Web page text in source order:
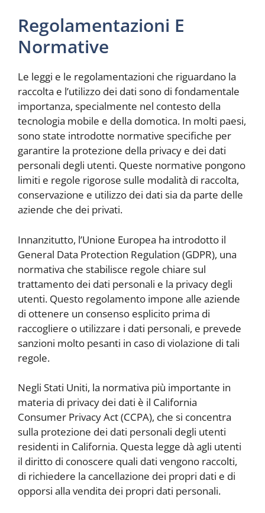
Regolamentazioni E
Normative
Le leggi e le regolamentazioni che riguardano la
raccolta e l’utilizzo dei dati sono di fondamentale
importanza, specialmente nel contesto della
tecnologia mobile e della domotica. In molti paesi,
sono state introdotte normative specifiche per
garantire la protezione della privacy e dei dati
personali degli utenti. Queste normative pongono
limiti e regole rigorose sulle modalità di raccolta,
conservazione e utilizzo dei dati sia da parte delle
aziende che dei privati.
Innanzitutto, l’Unione Europea ha introdotto il
General Data Protection Regulation (GDPR), una
normativa che stabilisce regole chiare sul
trattamento dei dati personali e la privacy degli
utenti. Questo regolamento impone alle aziende
di ottenere un consenso esplicito prima di
raccogliere o utilizzare i dati personali, e prevede
sanzioni molto pesanti in caso di violazione di tali
regole.
Negli Stati Uniti, la normativa più importante in
materia di privacy dei dati è il California
Consumer Privacy Act (CCPA), che si concentra
sulla protezione dei dati personali degli utenti
residenti in California. Questa legge dà agli utenti
il diritto di conoscere quali dati vengono raccolti,
di richiedere la cancellazione dei propri dati e di
opporsi alla vendita dei propri dati personali.